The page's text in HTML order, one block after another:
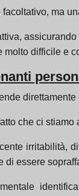
ma
difficile e
che ci
irritabilità,
di essere